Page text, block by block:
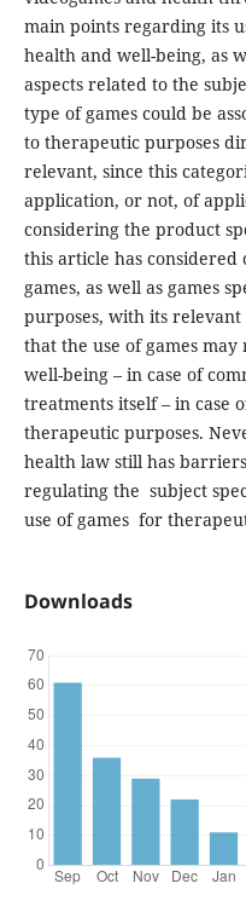
main points regarding its
health and well-being, as
aspects related to the
type of games could be
to therapeutic purposes
relevant, since this
application, or not, of
considering the product
this article has
games, as well as games
purposes, with its
that the use of games
well-being – in case of
treatments itself – in case
therapeutic purposes.
health law still has
regulating the subject
use of games for
Downloads